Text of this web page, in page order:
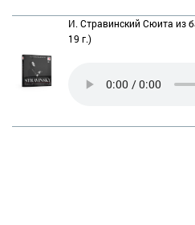
И. Стравинский Сюита из
19 г.)